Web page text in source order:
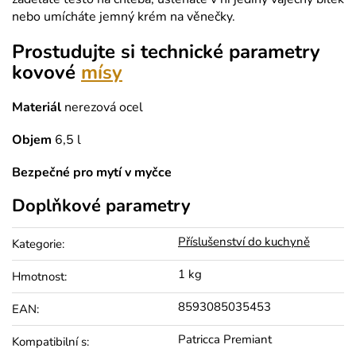
nebo umícháte jemný krém na věnečky.
Prostudujte si technické parametry
kovové mísy
Materiál nerezová ocel
Objem 6,5 l
Bezpečné pro mytí v myčce
Doplňkové parametry
Kategorie: Příslušenství do kuchyně
Hmotnost: 1 kg
EAN: 8593085035453
Kompatibilní s: Patricca Premiant